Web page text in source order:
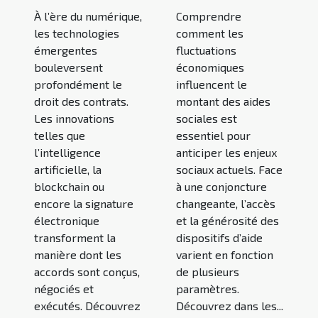
À l’ère du numérique,
les technologies
émergentes
bouleversent
profondément le
droit des contrats.
Les innovations
telles que
l’intelligence
artificielle, la
blockchain ou
encore la signature
électronique
transforment la
manière dont les
accords sont conçus,
négociés et
exécutés. Découvrez
Comprendre
comment les
fluctuations
économiques
influencent le
montant des aides
sociales est
essentiel pour
anticiper les enjeux
sociaux actuels. Face
à une conjoncture
changeante, l’accès
et la générosité des
dispositifs d’aide
varient en fonction
de plusieurs
paramètres.
Découvrez dans les...